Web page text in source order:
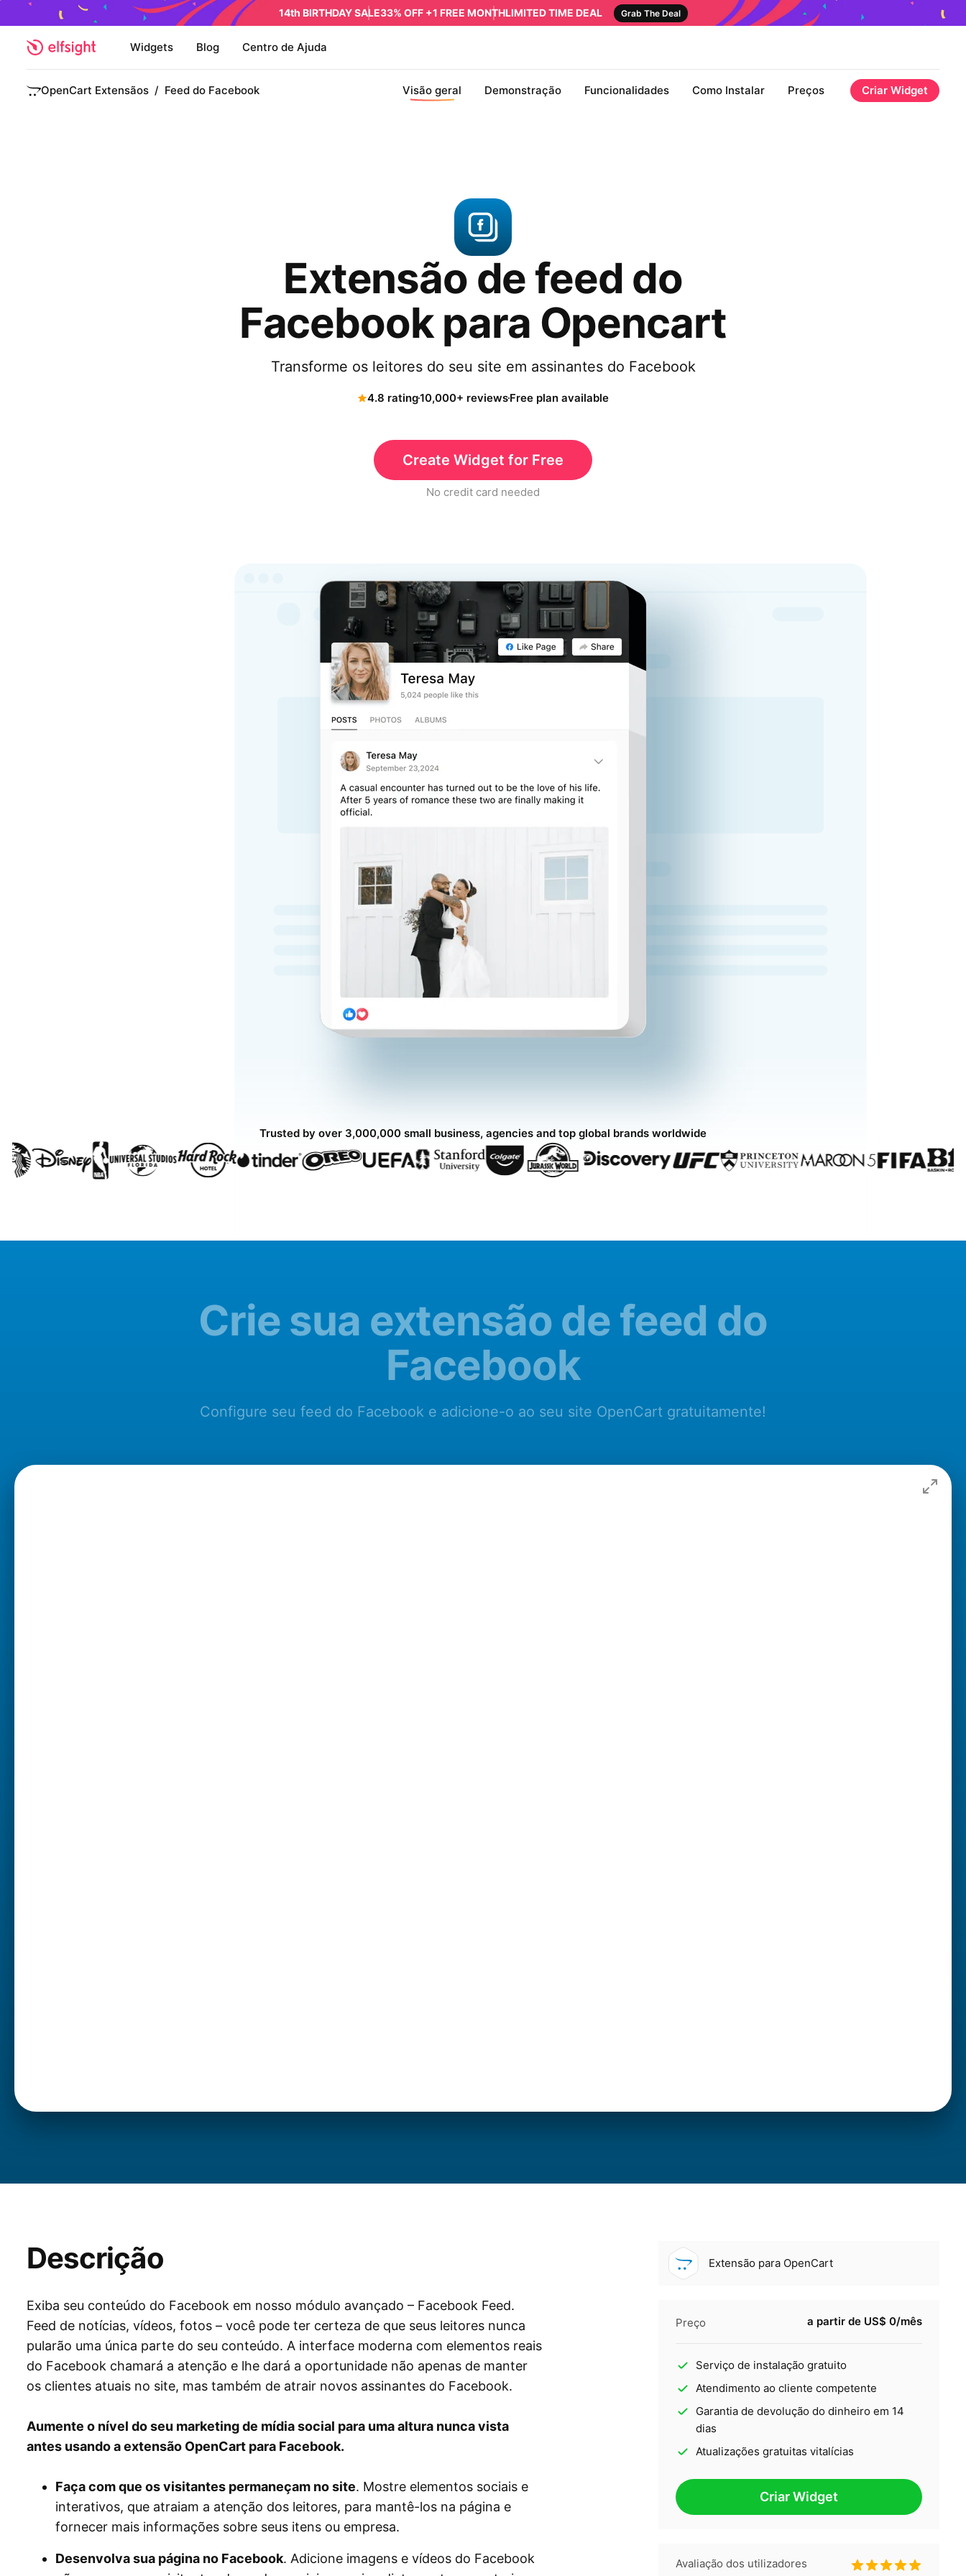
14th BIRTHDAY SALE33% OFF +1 FREE MONTHLIMITED TIME DEAL Grab The Deal
Widgets Blog Centro de Ajuda
OpenCart Extensãos / Feed do Facebook Visão geral Demonstração Funcionalidades Como Instalar Preços Criar Widget
Extensão de feed do
Facebook para Opencart
Transforme os leitores do seu site em assinantes do Facebook
4.8 rating10,000+ reviewsFree plan available
Create Widget for Free
No credit card needed
Trusted by over 3,000,000 small business, agencies and top global brands worldwide
Crie sua extensão de feed do
Facebook
Configure seu feed do Facebook e adicione-o ao seu site OpenCart gratuitamente!
Descrição
Exiba seu conteúdo do Facebook em nosso módulo avançado – Facebook Feed.
Feed de notícias, vídeos, fotos – você pode ter certeza de que seus leitores nunca
pularão uma única parte do seu conteúdo. A interface moderna com elementos reais
do Facebook chamará a atenção e lhe dará a oportunidade não apenas de manter
os clientes atuais no site, mas também de atrair novos assinantes do Facebook.
Aumente o nível do seu marketing de mídia social para uma altura nunca vista
antes usando a extensão OpenCart para Facebook.
Faça com que os visitantes permaneçam no site. Mostre elementos sociais e
interativos, que atraiam a atenção dos leitores, para mantê-los na página e
fornecer mais informações sobre seus itens ou empresa.
Desenvolva sua página no Facebook. Adicione imagens e vídeos do Facebook
Extensão para OpenCart
Preço a partir de US$ 0/mês
Serviço de instalação gratuito
Atendimento ao cliente competente
Garantia de devolução do dinheiro em 14
dias
Atualizações gratuitas vitalícias
Criar Widget
Avaliação dos utilizadores